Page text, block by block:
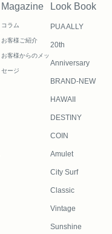
Magazine
コラム
お客様ご紹介
お客様からのメッ
セージ
Look Book
PUA ALLY
20th
Anniversary
BRAND-NEW
HAWAII
DESTINY
COIN
Amulet
City Surf
Classic
Vintage
Sunshine